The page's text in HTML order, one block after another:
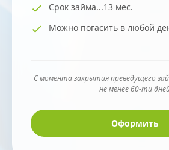
Срок займа...13 мес.
Можно погасить в любой
С момента закрытия преведущего
не менее 60-ти
Оформить